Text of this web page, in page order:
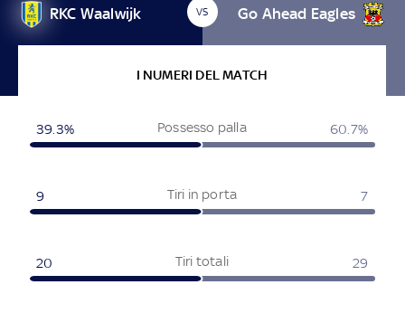
RKC Waalwijk VS Go Ahead Eagles
I NUMERI DEL MATCH
Possesso palla
39.3% 60.7%
Tiri in porta
9 7
Tiri totali
20 29